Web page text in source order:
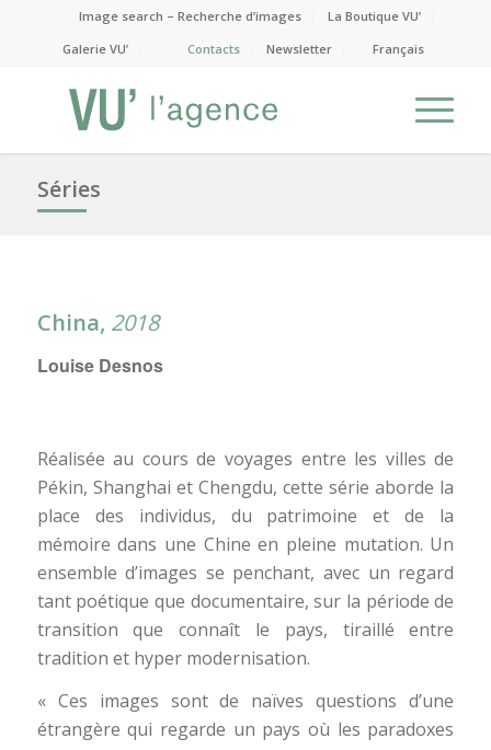
Image search – Recherche d’images
La Boutique VU’
Galerie VU’
Contacts Newsletter Français
Séries
China, 2018
Louise Desnos
Réalisée au cours de voyages entre les villes de
Pékin, Shanghai et Chengdu, cette série aborde la
place des individus, du patrimoine et de la
mémoire dans une Chine en pleine mutation. Un
ensemble d’images se penchant, avec un regard
tant poétique que documentaire, sur la période de
transition que connaît le pays, tiraillé entre
tradition et hyper modernisation.
« Ces images sont de naïves questions d’une
étrangère qui regarde un pays où les paradoxes